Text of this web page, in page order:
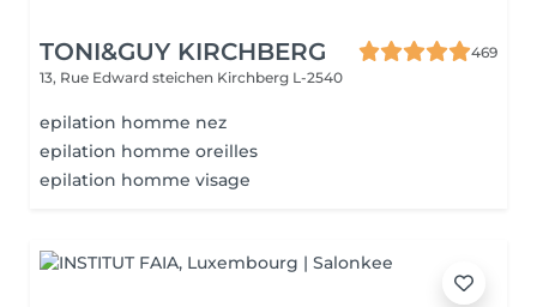
TONI&GUY KIRCHBERG
469
13, Rue Edward steichen Kirchberg L-2540
epilation homme nez
epilation homme oreilles
epilation homme visage